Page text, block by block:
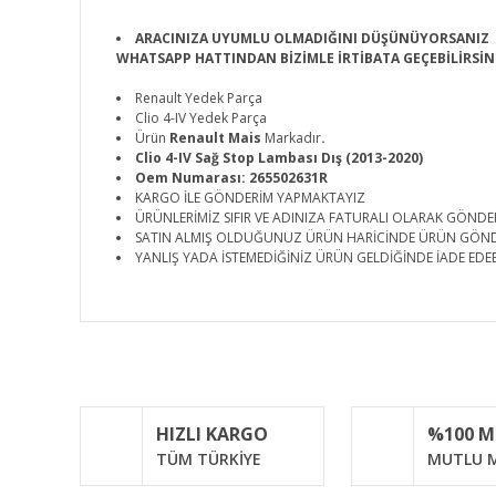
ARACINIZA UYUMLU OLMADIĞINI DÜŞÜNÜYORSANIZ
WHATSAPP HATTINDAN BİZİMLE İRTİBATA
Renault Yedek Parça
Clio 4-IV Yedek Parça
Ürün Renault Mais Markadır.
Clio 4-IV Sağ Stop Lambası Dış (2013-2020)
Oem Numarası: 265502631R
KARGO İLE GÖNDERİM YAPMAKTAYIZ
ÜRÜNLERİMİZ SIFIR VE ADINIZA FATURALI OLARAK
SATIN ALMIŞ OLDUĞUNUZ ÜRÜN HARİCİNDE ÜRÜN
YANLIŞ YADA İSTEMEDİĞİNİZ ÜRÜN GELDİĞİNDE İADE
Ürün resmi kalitesiz, bozuk veya görüntülenemiyor.
Ürün açıklamasında eksik bilgiler bulunuyor.
Ürün bilgilerinde hatalar bulunuyor.
HIZLI KARGO
TÜM TÜRKİYE
%100
MUTLU